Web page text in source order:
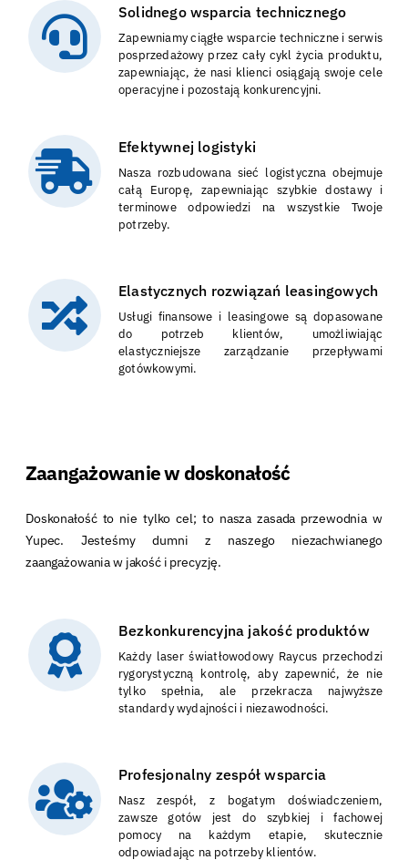
Solidnego wsparcia technicznego
Zapewniamy ciągłe wsparcie techniczne i serwis
posprzedażowy przez cały cykl życia produktu,
zapewniając, że nasi klienci osiągają swoje cele
operacyjne i pozostają konkurencyjni.
Efektywnej logistyki
Nasza rozbudowana sieć logistyczna obejmuje
całą Europę, zapewniając szybkie dostawy i
terminowe odpowiedzi na wszystkie Twoje
potrzeby.
Elastycznych rozwiązań leasingowych
Usługi finansowe i leasingowe są dopasowane
do potrzeb klientów, umożliwiając
elastyczniejsze zarządzanie przepływami
gotówkowymi.
Zaangażowanie w doskonałość
Doskonałość to nie tylko cel; to nasza zasada przewodnia w
Yupec. Jesteśmy dumni z naszego niezachwianego
zaangażowania w jakość i precyzję.
Bezkonkurencyjna jakość produktów
Każdy laser światłowodowy Raycus przechodzi
rygorystyczną kontrolę, aby zapewnić, że nie
tylko spełnia, ale przekracza najwyższe
standardy wydajności i niezawodności.
Profesjonalny zespół wsparcia
Nasz zespół, z bogatym doświadczeniem,
zawsze gotów jest do szybkiej i fachowej
pomocy na każdym etapie, skutecznie
odpowiadając na potrzeby klientów.